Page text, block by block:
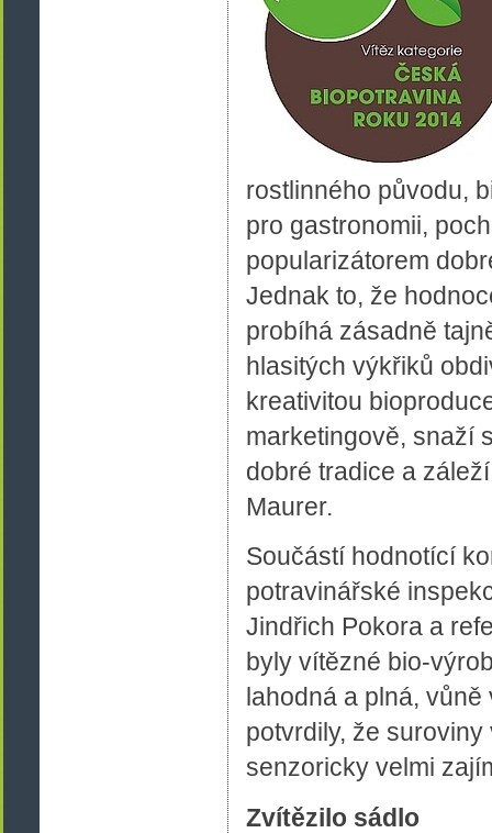
rostlinného původu,
pro gastronomii,
popularizátorem
Jednak to, že
probíhá zásadně
hlasitých výkřiků
kreativitou
marketingově, snaží
dobré tradice a
Maurer.
Součástí hodnotící
potravinářské
Jindřich Pokora a
byly vítězné bio-
lahodná a plná,
potvrdily, že
senzoricky velmi
Zvítězilo sádlo